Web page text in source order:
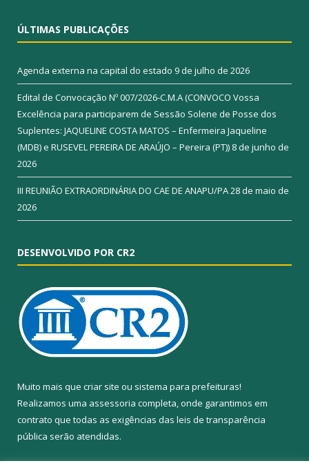
ÚLTIMAS PUBLICAÇÕES
Agenda externa na capital do estado 9 de julho de 2026
Edital de Convocação Nº 007/2026-C.M.A (CONVOCO Vossa
Excelência para participarem de Sessão Solene de Posse dos
Suplentes: JAQUELINE COSTA MATOS – Enfermeira Jaqueline
(MDB) e RUSEVEL PEREIRA DE ARAÚJO – Pereira (PT)) 8 de junho de
2026
III REUNIÃO EXTRAORDINÁRIA DO CAE DE ANAPU/PA28 de maio de
2026
DESENVOLVIDO POR CR2
Muito mais que criar site ou sistema para prefeituras!
Realizamos uma assessoria completa, onde garantimos em
contrato que todas as exigências das leis de transparência
pública serão atendidas.